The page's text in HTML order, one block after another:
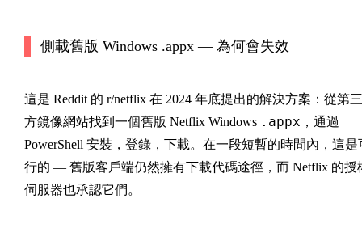
側載舊版 Windows .appx — 為何會失效
這是 Reddit 的 r/netflix 在 2024 年底提出的解決方案：從第三
方鏡像網站找到一個舊版 Netflix Windows .appx ，通過
PowerShell 安裝，登錄，下載。在一段短暫的時間內，這是
行的 — 舊版客戶端仍然擁有下載代碼途徑，而 Netflix 的授
伺服器也承認它們。